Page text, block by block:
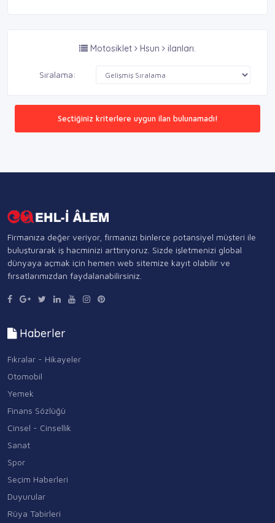
Motosiklet Hsun ilanları.
Sıralama:
Seçtiğiniz kriterlere uygun ilan bulunamadı!
Firmanıza değer veriyor, firmanızı binlerce potansiyel müşteri ile
buluşturarak iş hacminizi arttırıyoruz. Sizde işletmenizi global
dünyaya açmak için hemen web sitemize kayıt olabilir ve
fırsatlarımızdan faydalanabilirsiniz.
Haberler
Fıkralar - Hikayeler
Otomobil
Yemek
Finans Sözlüğü
Cinsel - Cinsellik
Sanat
Spor
Seçim Haberleri
Duyurular
Rüya Tabirleri